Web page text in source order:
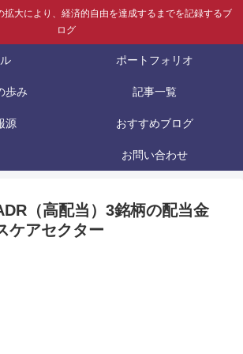
拡大により、経済的自由を達成するまでを記録するブ
ログ
ポートフォリオ
歩み 記事一覧
源 おすすめブログ
お問い合わせ
（高配当）3銘柄の配当金
アセクター